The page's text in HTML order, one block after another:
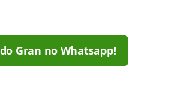
Gran no Whatsapp!